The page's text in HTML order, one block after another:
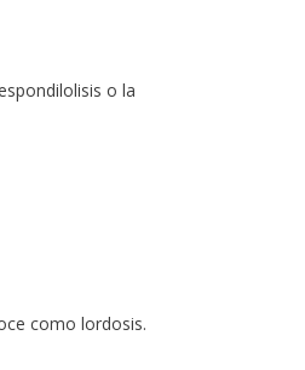
o la
como lordosis.